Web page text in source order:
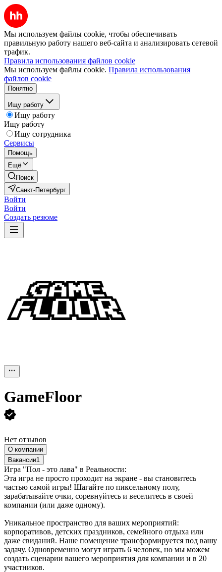
Мы используем файлы cookie, чтобы обеспечивать
правильную работу нашего веб-сайта и анализировать сетевой
трафик.
Правила использования файлов cookie
Мы используем файлы cookie. Правила использования
файлов cookie
Понятно
Ищу работу
Ищу работу
Ищу работу
Ищу сотрудника
Сервисы
Помощь
Ещё
Поиск
Санкт-Петербург
Войти
Войти
Создать резюме
GameFloor
Нет отзывов
О компании
Вакансии1
Игра "Пол - это лава" в Реальности:
Эта игра не просто проходит на экране - вы становитесь
частью самой игры! Шагайте по пиксельному полу,
зарабатывайте очки, соревнуйтесь и веселитесь в своей
компании (или даже одному).
Уникальное пространство для ваших мероприятий:
корпоративов, детских праздников, семейного отдыха или
даже свиданий. Наше помещение трансформируется под вашу
задачу. Одновременно могут играть 6 человек, но мы можем
создать сценарии вашего мероприятия для компании и в 20
участников.